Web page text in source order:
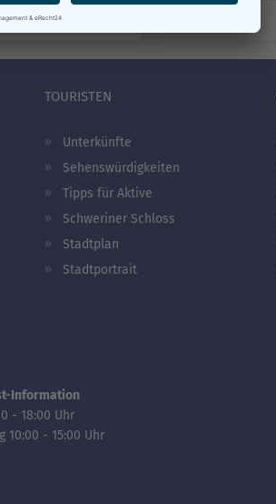
TOURISTEN
Unterkünfte
Sehenswürdigkeiten
Tipps für Aktive
Schweriner Schloss
Stadtplan
Stadtportrait
Information
- 18:00 Uhr
10:00 - 15:00 Uhr